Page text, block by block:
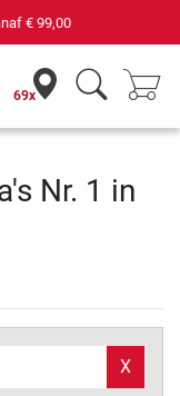
€ 99,00
69x
Nr. 1 in
X